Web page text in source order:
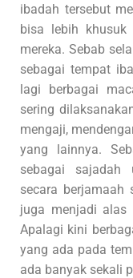
ibadah tersebut
bisa lebih khusuk
mereka. Sebab
sebagai tempat
lagi berbagai
sering
mengaji,
yang lainnya.
sebagai sajadah
secara berjamaah
juga menjadi alas
Apalagi kini
yang ada pada
ada banyak sekali